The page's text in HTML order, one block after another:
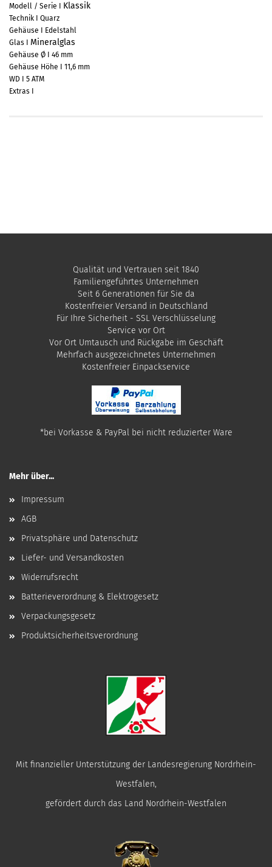
Modell / Serie I Klassik
Technik I Quarz
Gehäuse I Edelstahl
Glas I Mineralglas
Gehäuse Ø I 46 mm
Gehäuse Höhe I 11,6 mm
WD I 5 ATM
Extras I
Qualität und Vertrauen seit 1840
Familiengeführtes Unternehmen
Seit 6 Generationen für Sie da
Kostenfreier Versand in Deutschland
Für Ihre Sicherheit - SSL Verschlüsselung
Service vor Ort
Vor Ort Umtausch und Rückgabe im Geschäft
Mehrfach ausgezeichnetes Unternehmen
​Kostenfreier Einpackservice
*bei Vorkasse & PayPal bei nicht reduzierter Ware
Mehr über...
Impressum
AGB
Privatsphäre und Datenschutz
Liefer- und Versandkosten
Widerrufsrecht
Batterieverordnung & Elektrogesetz
Verpackungsgesetz
Produktsicherheitsverordnung
Mit finanzieller Unterstützung der Landesregierung Nordrhein-
Westfalen,
gefördert durch das Land Nordrhein-Westfalen